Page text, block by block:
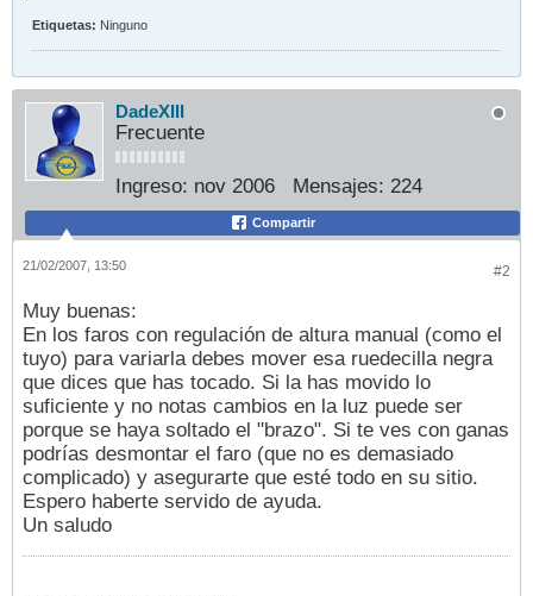
Etiquetas: Ninguno
DadeXIII
Frecuente
Ingreso: nov 2006 Mensajes: 224
Compartir
#2
21/02/2007, 13:50
Muy buenas:
En los faros con regulación de altura manual (como el
tuyo) para variarla debes mover esa ruedecilla negra
que dices que has tocado. Si la has movido lo
suficiente y no notas cambios en la luz puede ser
porque se haya soltado el "brazo". Si te ves con ganas
podrías desmontar el faro (que no es demasiado
complicado) y asegurarte que esté todo en su sitio.
Espero haberte servido de ayuda.
Un saludo